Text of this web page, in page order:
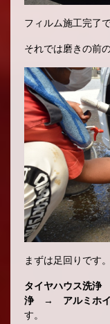
フィルム施工完了
それでは磨きの前
まずは足回りです。
タイヤハウス洗浄
浄→ アルミホ
す。